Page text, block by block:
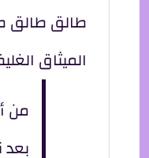
طالق طالق
الميثاق
من
بعد